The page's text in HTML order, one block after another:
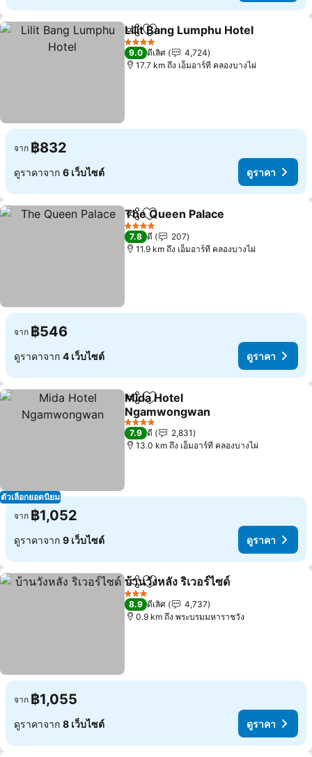
แชร์ เพิ่มในรายการโปรด
Lilit Bang Lumphu Hotel
4 ดาว
9.0 ดีเลิศ
4,724
17.7 km ถึง เอ็มอาร์ที คลองบางไผ่
จาก ฿832
ดูราคาจาก 6 เว็บไซต์ ดูราคา
แชร์ เพิ่มในรายการโปรด
The Queen Palace
4 ดาว
7.8 ดี
207
11.9 km ถึง เอ็มอาร์ที คลองบางไผ่
จาก ฿546
ดูราคาจาก 4 เว็บไซต์ ดูราคา
ตัวเลือกยอดนิยม
แชร์ เพิ่มในรายการโปรด
Mida Hotel
Ngamwongwan
ดูราคา
4 ดาว
7.9 ดี
2,831
13.0 km ถึง เอ็มอาร์ที คลองบางไผ่
จาก ฿1,052
ดูราคาจาก 9 เว็บไซต์ ดูราคา
แชร์ เพิ่มในรายการโปรด
บ้านวังหลัง ริเวอร์ไซด์
3 ดาว
8.9 ดีเลิศ
4,737
0.9 km ถึง พระบรมมหาราชวัง
จาก ฿1,055
ดูราคาจาก 8 เว็บไซต์ ดูราคา